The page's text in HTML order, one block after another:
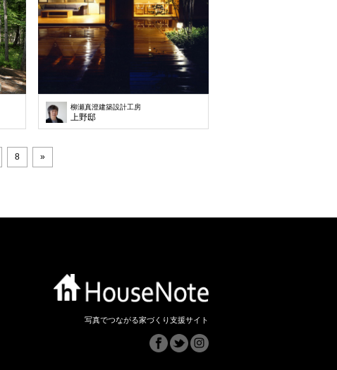
柳瀬真澄建築設計工房
上野邸
8 »
写真でつながる家づくり支援サイト